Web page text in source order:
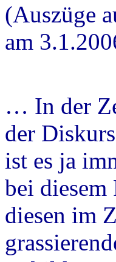
(Auszüge
am
… In der
der
ist es ja
bei
diesen im